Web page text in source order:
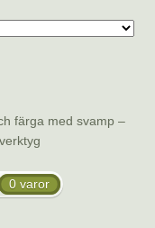
färga med svamp –
0 varor